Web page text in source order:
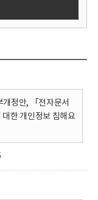
개정안, 「전자문서
한 개인정보 침해요